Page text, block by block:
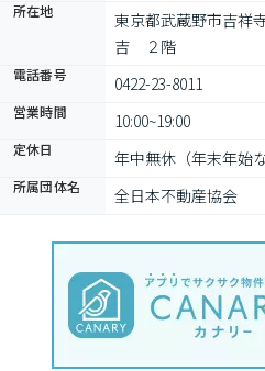
所在地
東京都武蔵野市吉祥
吉　２階
電話番号 0422-23-8011
営業時間 10:00~19:00
定休日 年中無休（年末年始
所属団体名 全日本不動産協会